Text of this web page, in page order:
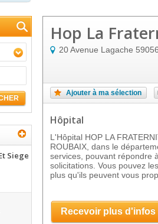
Siege
Hop La
20 Avenue Lagache
Ajouter à ma sélection
Hôpital
L'Hôpital HOP LA
ROUBAIX, dans le
services, pouvant répondre
solicitations. Vous pouvez
plus qu'ils peuvent vous
Recevoir plus d'infos